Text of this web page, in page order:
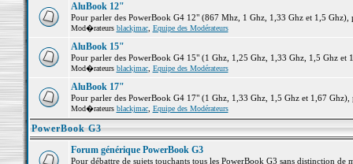
AluBook 12"
Pour parler des PowerBook G4 12" (867 Mhz, 1 Ghz, 1,33 Ghz et 1,5 Ghz),
Mod�rateurs blackjmac, Equipe des Modérateurs
AluBook 15"
Pour parler des PowerBook G4 15" (1 Ghz, 1,25 Ghz, 1,33 Ghz, 1,5 Ghz et
Mod�rateurs blackjmac, Equipe des Modérateurs
AluBook 17"
Pour parler des PowerBook G4 17" (1 Ghz, 1,33 Ghz, 1,5 Ghz et 1,67 Ghz),
Mod�rateurs blackjmac, Equipe des Modérateurs
PowerBook G3
Forum générique PowerBook G3
Pour débattre de sujets touchants tous les PowerBook G3 sans distinction de